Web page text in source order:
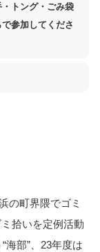
トング・ごみ袋
参加してくださ
の町界隈でゴミ
拾いを定例活動
海部”、23年度は